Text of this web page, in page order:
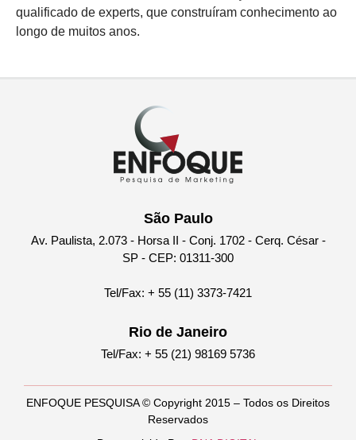
qualificado de experts, que construíram conhecimento ao
longo de muitos anos.
São Paulo
Av. Paulista, 2.073 - Horsa II - Conj. 1702 - Cerq. César -
SP - CEP: 01311-300
Tel/Fax: + 55 (11) 3373-7421
Rio de Janeiro
Tel/Fax: + 55 (21) 98169 5736
ENFOQUE PESQUISA © Copyright 2015 – Todos os Direitos
Reservados